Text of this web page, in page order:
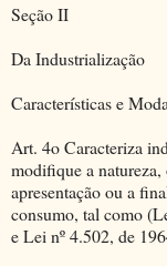
Seção II
Da Industrialização
Características e
Art. 4o Caracteriza
modifique a
apresentação ou a
consumo, tal como
e Lei nº 4.502, de